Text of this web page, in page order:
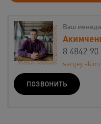
Ваш
8 4842
ПОЗВОНИТЬ